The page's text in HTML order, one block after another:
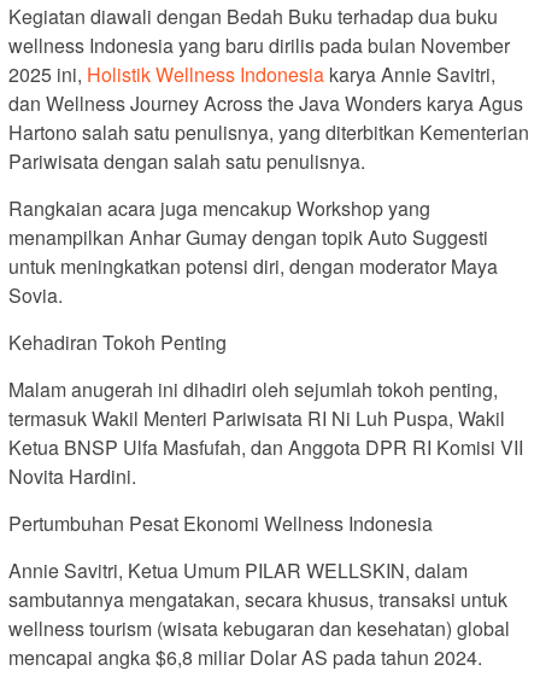
Kegiatan diawali dengan Bedah Buku terhadap dua buku
wellness Indonesia yang baru dirilis pada bulan November
2025 ini, Holistik Wellness Indonesia karya Annie Savitri,
dan Wellness Journey Across the Java Wonders karya Agus
Hartono salah satu penulisnya, yang diterbitkan Kementerian
Pariwisata dengan salah satu penulisnya.
Rangkaian acara juga mencakup Workshop yang
menampilkan Anhar Gumay dengan topik Auto Suggesti
untuk meningkatkan potensi diri, dengan moderator Maya
Sovia.
Kehadiran Tokoh Penting
Malam anugerah ini dihadiri oleh sejumlah tokoh penting,
termasuk Wakil Menteri Pariwisata RI Ni Luh Puspa, Wakil
Ketua BNSP Ulfa Masfufah, dan Anggota DPR RI Komisi VII
Novita Hardini.
Pertumbuhan Pesat Ekonomi Wellness Indonesia
Annie Savitri, Ketua Umum PILAR WELLSKIN, dalam
sambutannya mengatakan, secara khusus, transaksi untuk
wellness tourism (wisata kebugaran dan kesehatan) global
mencapai angka $6,8 miliar Dolar AS pada tahun 2024.